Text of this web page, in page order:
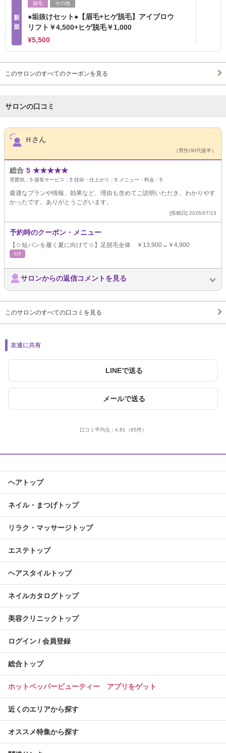
新
規
脱毛 その他
●垢抜けセット●【眉毛+ヒゲ脱毛】アイブロウ
リフト￥4,500+ヒゲ脱毛￥1,000
¥5,500
このサロンのすべてのクーポンを見る
サロンの口コミ
サロンPick Up
Ｈさん
（男性/30代後半）
総合 5 ★★★★★
雰囲気： 5 接客サービス： 5 技術・仕上がり： 5 メニュー・料金： 5
最適なプランや情報、効果など、理由も含めてご説明いただき、わかりやす
かったです。ありがとうございます。
[投稿日] 2026/07/13
予約時のクーポン・メニュー
【☆短パンを履く夏に向けて☆】足脱毛全体 ￥13,900→￥4,900
ｴｽﾃ
サロンからの返信コメントを見る
このサロンのすべての口コミを見る
友達に共有
LINEで送る
メールで送る
口コミ平均点： 4.81 （85件）
ヘアトップ
ネイル・まつげトップ
リラク・マッサージトップ
エステトップ
ヘアスタイルトップ
ネイルカタログトップ
美容クリニックトップ
ログイン / 会員登録
総合トップ
ホットペッパービューティー アプリをゲット
近くのエリアから探す
オススメ特集から探す